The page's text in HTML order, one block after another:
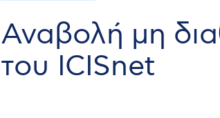
Αναβολή μη
του ICISnet